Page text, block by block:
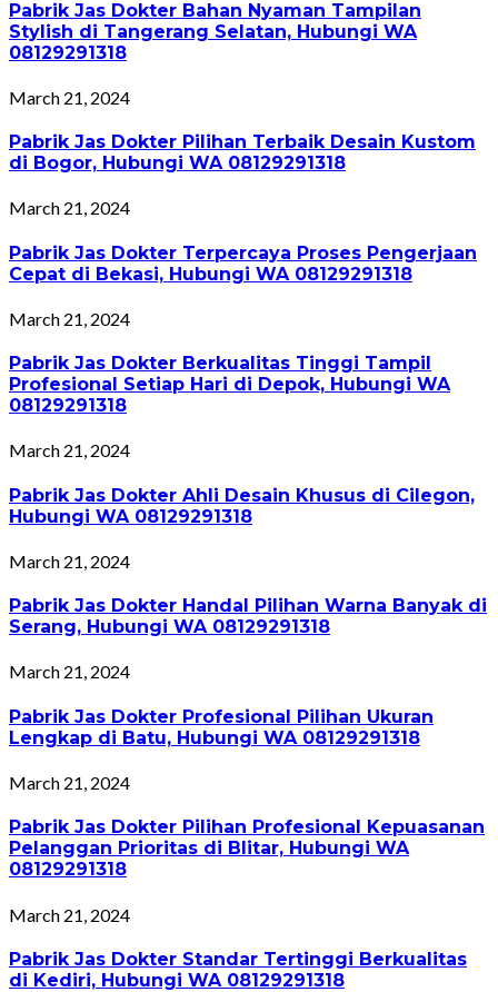
Pabrik Jas Dokter Bahan Nyaman Tampilan
Stylish di Tangerang Selatan, Hubungi WA
08129291318
March 21, 2024
Pabrik Jas Dokter Pilihan Terbaik Desain Kustom
di Bogor, Hubungi WA 08129291318
March 21, 2024
Pabrik Jas Dokter Terpercaya Proses Pengerjaan
Cepat di Bekasi, Hubungi WA 08129291318
March 21, 2024
Pabrik Jas Dokter Berkualitas Tinggi Tampil
Profesional Setiap Hari di Depok, Hubungi WA
08129291318
March 21, 2024
Pabrik Jas Dokter Ahli Desain Khusus di Cilegon,
Hubungi WA 08129291318
March 21, 2024
Pabrik Jas Dokter Handal Pilihan Warna Banyak di
Serang, Hubungi WA 08129291318
March 21, 2024
Pabrik Jas Dokter Profesional Pilihan Ukuran
Lengkap di Batu, Hubungi WA 08129291318
March 21, 2024
Pabrik Jas Dokter Pilihan Profesional Kepuasanan
Pelanggan Prioritas di Blitar, Hubungi WA
08129291318
March 21, 2024
Pabrik Jas Dokter Standar Tertinggi Berkualitas
di Kediri, Hubungi WA 08129291318